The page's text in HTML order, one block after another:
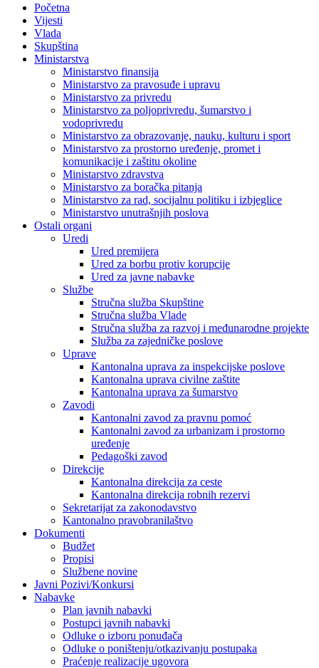
Početna
Vijesti
Vlada
Skupština
Ministarstva
Ministarstvo finansija
Ministarstvo za pravosuđe i upravu
Ministarstvo za privredu
Ministarstvo za poljoprivredu, šumarstvo i
vodoprivredu
Ministarstvo za obrazovanje, nauku, kulturu i sport
Ministarstvo za prostorno uređenje, promet i
komunikacije i zaštitu okoline
Ministarstvo zdravstva
Ministarstvo za boračka pitanja
Ministarstvo za rad, socijalnu politiku i izbjeglice
Ministarstvo unutrašnjih poslova
Ostali organi
Uredi
Ured premijera
Ured za borbu protiv korupcije
Ured za javne nabavke
Službe
Stručna služba Skupštine
Stručna služba Vlade
Stručna služba za razvoj i međunarodne projekte
Služba za zajedničke poslove
Uprave
Kantonalna uprava za inspekcijske poslove
Kantonalna uprava civilne zaštite
Kantonalna uprava za šumarstvo
Zavodi
Kantonalni zavod za pravnu pomoć
Kantonalni zavod za urbanizam i prostorno
uređenje
Pedagoški zavod
Direkcije
Kantonalna direkcija za ceste
Kantonalna direkcija robnih rezervi
Sekretarijat za zakonodavstvo
Kantonalno pravobranilaštvo
Dokumenti
Budžet
Propisi
Službene novine
Javni Pozivi/Konkursi
Nabavke
Plan javnih nabavki
Postupci javnih nabavki
Odluke o izboru ponuđača
Odluke o poništenju/otkazivanju postupaka
Praćenje realizacije ugovora